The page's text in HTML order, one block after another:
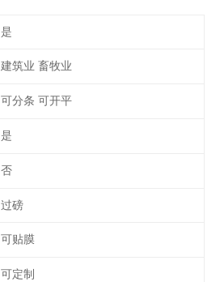
是
建筑业 畜牧业
可分条 可开平
是
否
过磅
可贴膜
可定制